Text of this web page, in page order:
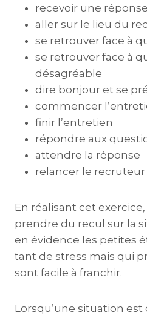
recevoir une réponse
aller sur le lieu du
se retrouver face à
se retrouver face à
désagréable
dire bonjour et se
commencer
finir l’entretien
répondre aux
attendre la réponse
relancer le recruteur
En réalisant cet exercice,
prendre du recul sur la
en évidence les petites
tant de stress mais qui
sont facile à franchir.
Lorsqu’une situation